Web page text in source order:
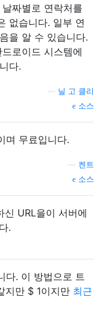
짜별로 연락처를
없습니다. 일부 연
을 알 수 있습니다.
로이드 시스템에
다.
닐 고 클리
소스
며 무료입니다.
켄트
소스
신 URL을이 서버에
.
다. 이 방법으로 트
지만 $ 1이지만 최근